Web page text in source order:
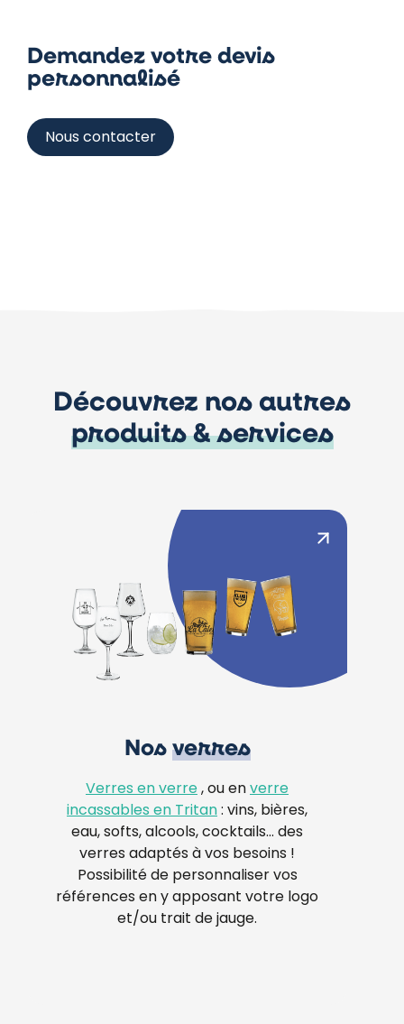
Demandez votre devis
personnalisé
Nous contacter
Découvrez nos autres
produits & services
Nos verres
Verres en verre , ou en verre
incassables en Tritan : vins, bières,
eau, softs, alcools, cocktails… des
verres adaptés à vos besoins !
Possibilité de personnaliser vos
références en y apposant votre logo
et/ou trait de jauge.